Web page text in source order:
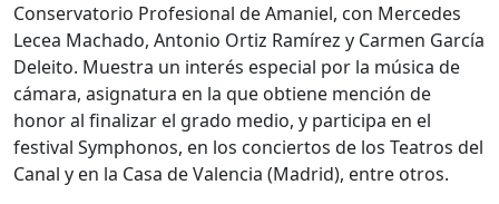
Conservatorio Profesional de Amaniel, con Mercedes
Lecea Machado, Antonio Ortiz Ramírez y Carmen García
Deleito. Muestra un interés especial por la música de
cámara, asignatura en la que obtiene mención de
honor al finalizar el grado medio, y participa en el
festival Symphonos, en los conciertos de los Teatros del
Canal y en la Casa de Valencia (Madrid), entre otros.